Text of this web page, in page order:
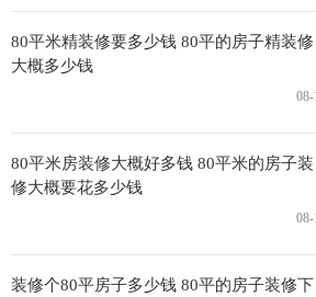
80平米精装修要多少钱 80平的房子精装修
大概多少钱
08-
80平米房装修大概好多钱 80平米的房子装
修大概要花多少钱
08-
装修个80平房子多少钱 80平的房子装修下